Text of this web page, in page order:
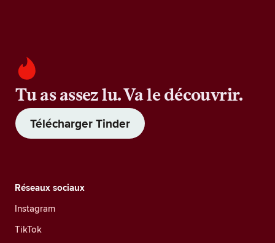
Tu as assez lu. Va le découvrir.
Télécharger Tinder
Réseaux sociaux
Instagram
TikTok